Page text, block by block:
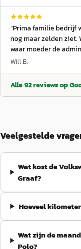
aanrader! 🙌✨
“Prima familie bedrijf
nog maar zelden ziet. Waar vader een oogje in het zeil houd ,
waar moeder de
Will B.
Alle92reviews op
Veelgestelde
Wat kost de
Graaf?
Hoeveel
Wat zijn de
Polo?